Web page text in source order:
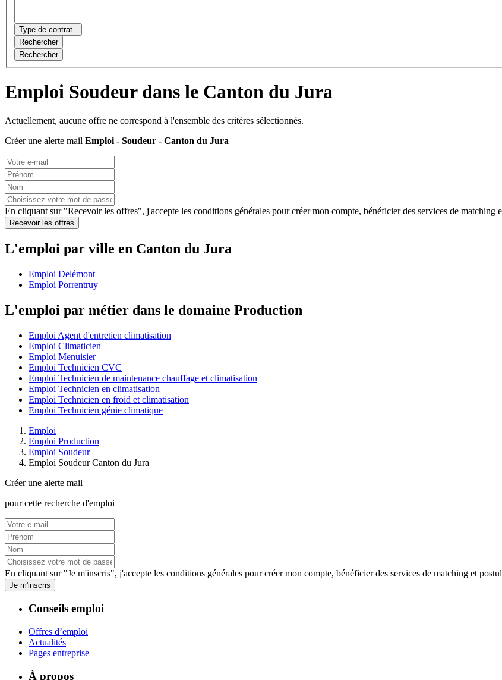
Type de contrat
Rechercher
Rechercher
Emploi Soudeur dans le Canton du Jura
Actuellement, aucune offre ne correspond à l'ensemble des critères sélectionnés.
Créer une alerte mail Emploi - Soudeur - Canton du Jura
En cliquant sur "Recevoir les offres", j'accepte les conditions générales pour créer mon compte, bénéficier des services de matching
Recevoir les offres
L'emploi par ville en Canton du Jura
Emploi Delémont
Emploi Porrentruy
L'emploi par métier dans le domaine Production
Emploi Agent d'entretien climatisation
Emploi Climaticien
Emploi Menuisier
Emploi Technicien CVC
Emploi Technicien de maintenance chauffage et climatisation
Emploi Technicien en climatisation
Emploi Technicien en froid et climatisation
Emploi Technicien génie climatique
Emploi
Emploi Production
Emploi Soudeur
Emploi Soudeur Canton du Jura
Créer une alerte mail
pour cette recherche d'emploi
En cliquant sur "Je m'inscris", j'accepte les conditions générales pour créer mon compte, bénéficier des services de matching et
Je m'inscris
Conseils emploi
Offres d’emploi
Actualités
Pages entreprise
À propos